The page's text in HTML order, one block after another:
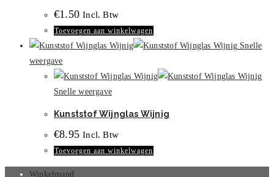
€1.50 Incl. Btw
Toevoegen aan winkelwagen
Snelle
weergave
Snelle weergave
Kunststof Wijnglas Wijnig
€8.95 Incl. Btw
Toevoegen aan winkelwagen
Winkelmand